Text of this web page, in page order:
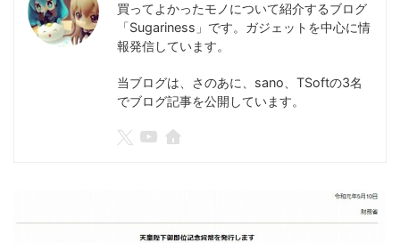
買ってよかったモノについて紹介するブログ
「Sugariness」です。ガジェットを中心に情
報発信しています。
当ブログは、さのあに、sano、TSoftの3名
でブログ記事を公開しています。